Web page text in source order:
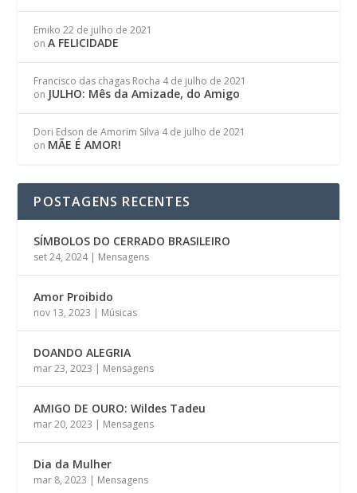
Emiko 22 de julho de 2021
onA FELICIDADE
Francisco das chagas Rocha 4 de julho de 2021
on JULHO: Mês da Amizade, do Amigo
Dori Edson de Amorim Silva 4 de julho de 2021
on MÃE É AMOR!
POSTAGENS RECENTES
SÍMBOLOS DO CERRADO BRASILEIRO
set 24, 2024| Mensagens
Amor Proibido
nov 13, 2023 | Músicas
DOANDO ALEGRIA
mar 23, 2023 | Mensagens
AMIGO DE OURO: Wildes Tadeu
mar 20, 2023 | Mensagens
Dia da Mulher
mar 8, 2023 | Mensagens